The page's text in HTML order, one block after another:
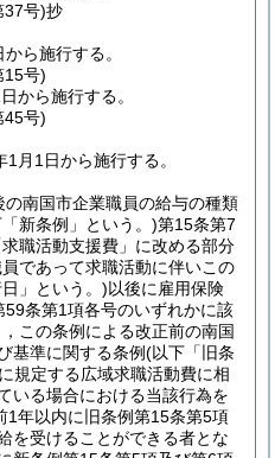
37号)抄
ら施行する。
15号)
から施行する。
45号)
月1日から施行する。
の南国市企業職員の給与の種類
新条例」という。)第15条第7
職活動支援費」に改める部分
であって求職活動に伴いこの
」という。)以後に雇用保険
59条第1項各号のいずれかに該
この条例による改正前の南国
基準に関する条例(以下「旧条
規定する広域求職活動費に相
いる場合における当該行為を
1年以内に旧条例第15条第5項
を受けることができる者とな